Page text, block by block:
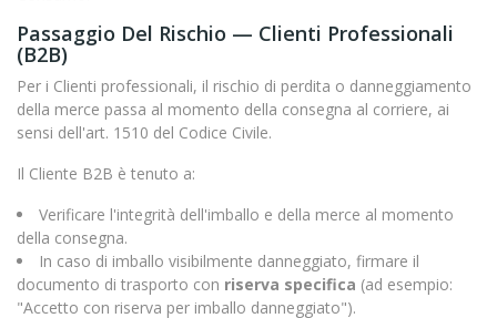
Passaggio Del Rischio — Clienti Professionali
(B2B)
Per i Clienti professionali, il rischio di perdita o danneggiamento
della merce passa al momento della consegna al corriere, ai
sensi dell'art. 1510 del Codice Civile.
Il Cliente B2B è tenuto a:
Verificare l'integrità dell'imballo e della merce al momento
della consegna.
In caso di imballo visibilmente danneggiato, firmare il
documento di trasporto con riserva specifica (ad esempio:
"Accetto con riserva per imballo danneggiato").